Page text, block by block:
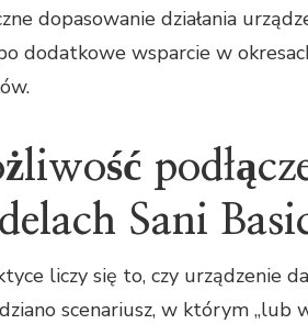
dopasowanie działania
dodatkowe wsparcie w
Sani
liczy się to, czy urządzenie
scenariusz, w którym „lub